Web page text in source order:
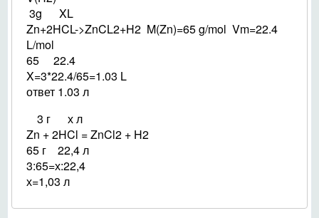
3g XL
Zn+2HCL->ZnCL2+H2 M(Zn)=65 g/mol Vm=22.4
L/mol
65 22.4
X=3*22.4/65=1.03 L
ответ 1.03 л
3 г х л
Zn + 2HCl = ZnCl2 + H2
65 г 22,4 л
3:65=х:22,4
х=1,03 л